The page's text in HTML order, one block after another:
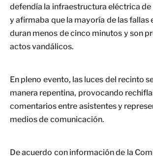
defendía la infraestructura eléctrica de
y afirmaba que la mayoría de las fallas
duran menos de cinco minutos y son
actos vandálicos.
En pleno evento, las luces del recinto
manera repentina, provocando
comentarios entre asistentes y
medios de comunicación.
De acuerdo con información de la